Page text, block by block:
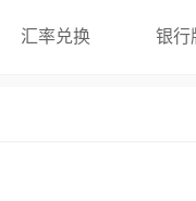
汇率兑换 银行